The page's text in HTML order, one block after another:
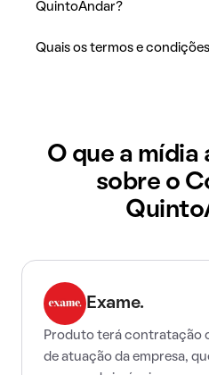
QuintoAndar?
Quais os termos e
O que a mídia
sobre o
Exame.
Produto terá contratação
de atuação da empresa,